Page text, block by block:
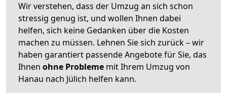
Wir verstehen, dass der Umzug an sich schon
stressig genug ist, und wollen Ihnen dabei
helfen, sich keine Gedanken über die Kosten
machen zu müssen. Lehnen Sie sich zurück – wir
haben garantiert passende Angebote für Sie, das
Ihnen ohne Probleme mit Ihrem Umzug von
Hanau nach Jülich helfen kann.